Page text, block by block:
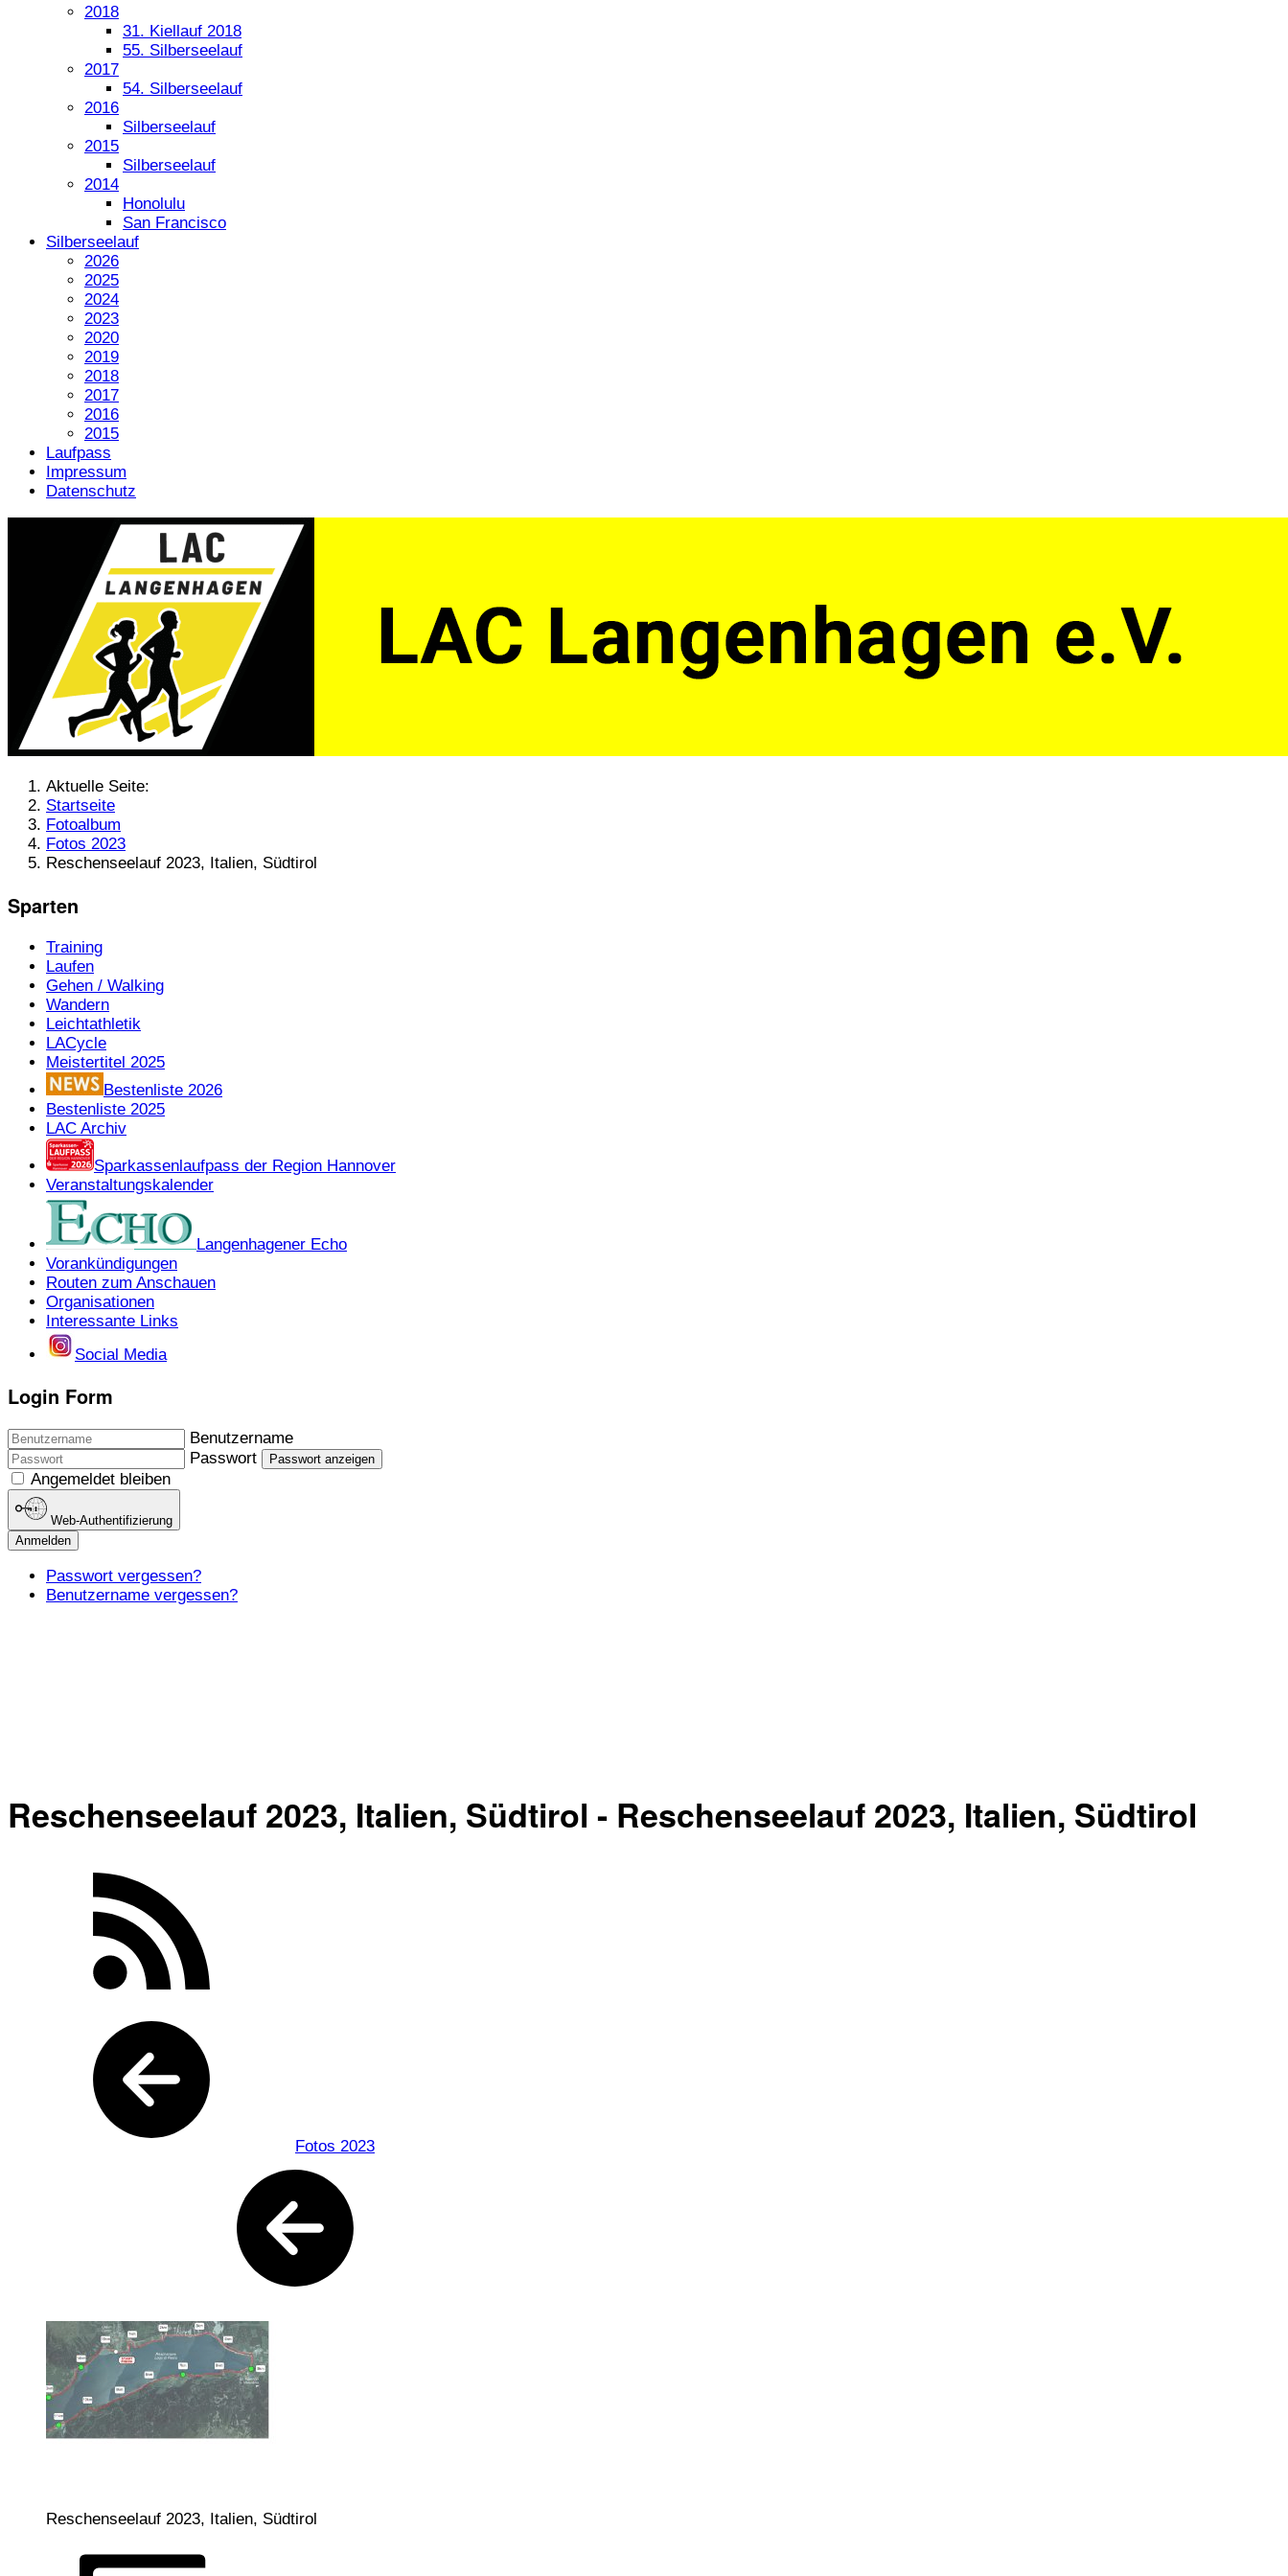
2018
31. Kiellauf 2018
55. Silberseelauf
2017
54. Silberseelauf
2016
Silberseelauf
2015
Silberseelauf
2014
Honolulu
San Francisco
Silberseelauf
2026
2025
2024
2023
2020
2019
2018
2017
2016
2015
Laufpass
Impressum
Datenschutz
Aktuelle Seite:
Startseite
Fotoalbum
Fotos 2023
Reschenseelauf 2023, Italien, Südtirol
Sparten
Training
Laufen
Gehen / Walking
Wandern
Leichtathletik
LACycle
Meistertitel 2025
Bestenliste 2026
Bestenliste 2025
LAC Archiv
Sparkassenlaufpass der Region Hannover
Veranstaltungskalender
Langenhagener Echo
Vorankündigungen
Routen zum Anschauen
Organisationen
Interessante Links
Social Media
Login Form
Benutzername
Passwort
Passwort anzeigen
Angemeldet bleiben
Web-Authentifizierung
Anmelden
Passwort vergessen?
Benutzername vergessen?
Reschenseelauf 2023, Italien, Südtirol - Reschenseelauf 2023, Italien, Südtirol
Fotos 2023
Reschenseelauf 2023, Italien, Südtirol